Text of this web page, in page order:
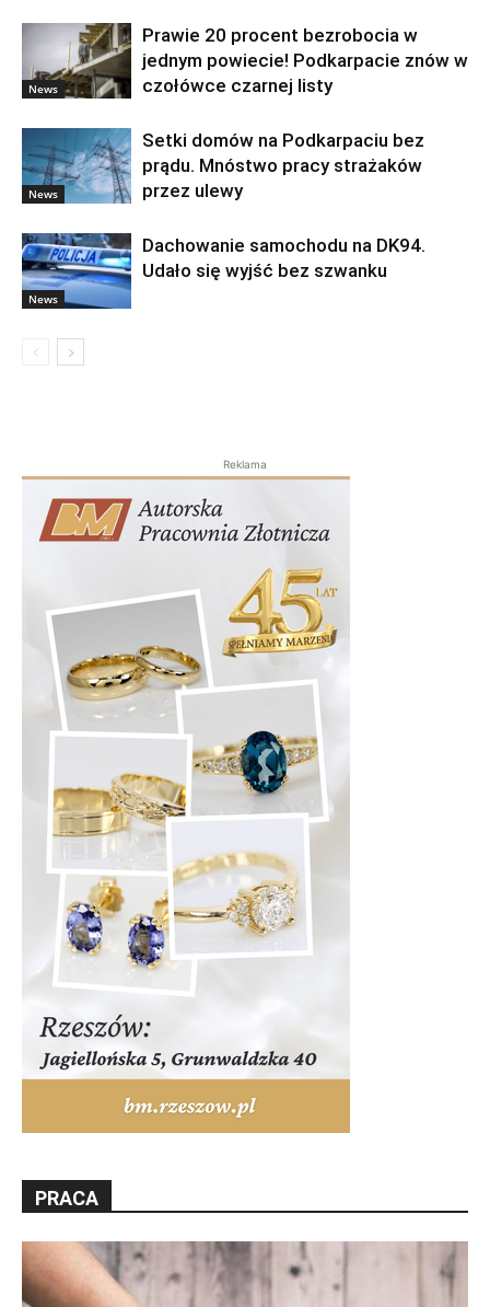
News
Prawie 20 procent bezrobocia w
jednym powiecie! Podkarpacie znów w
czołówce czarnej listy
News
Setki domów na Podkarpaciu bez
prądu. Mnóstwo pracy strażaków
przez ulewy
News
Dachowanie samochodu na DK94.
Udało się wyjść bez szwanku
Reklama
PRACA